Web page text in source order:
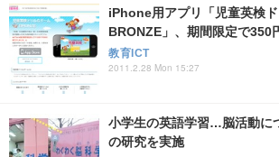
iPhone用アプリ「児童英検
BRONZE」、期間限定で350
教育ICT
2011.2.28 Mon 15:27
小学生の英語学習…脳活動に
の研究を実施